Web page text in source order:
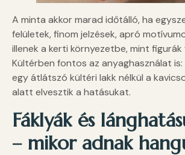
A minta akkor marad időtálló, ha
felületek, finom jelzések, apró
illenek a kerti környezetbe, mint figurák
Kültérben fontos az anyaghasználat
egy átlátszó kültéri lakk nélkül a
alatt elvesztik a hatásukat.
Fáklyák és
– mikor adnak